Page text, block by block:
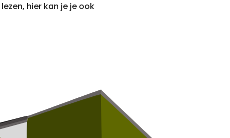
hier kan je je ook